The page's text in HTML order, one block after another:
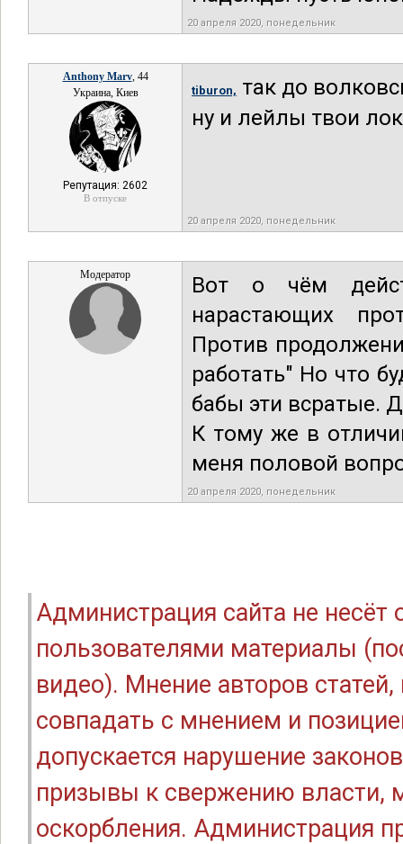
20 апреля 2020, понедельник
Anthony Marv, 44
Украина, Киев
Репутация: 2602
В отпуске
tiburon, так до
ну и лейлы твои
20 апреля 2020, понедельник
Модератор
Вот о чём
нарастающих
Против
работать" Но что
бабы эти всратые.
К тому же в
меня половой
20 апреля 2020, понедельник
Администрация сайта не
пользователями материалы
видео). Мнение авторов
совпадать с мнением и
допускается нарушение
призывы к свержению власти,
оскорбления. Администрация